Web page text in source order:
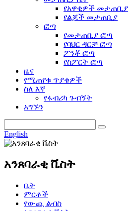
የአዋቂዎች መታጠቢያ
የልጆች መታጠቢያ
ፎጣ
የመታጠቢያ ፎጣ
የባህር ዳርቻ ፎጣ
ፖንቾ ፎጣ
የስፖርት ፎጣ
ዜና
የሚጠየቁ ጥያቄዎች
ስለ እኛ
የፋብሪካ ጉብኝት
አግኙን
English
አንጸባራቂ ቬስት
ቤት
ምርቶች
የውጪ ልብስ